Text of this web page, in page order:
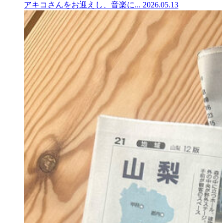
アキコさんをお迎えし、音楽に... 2026.05.13